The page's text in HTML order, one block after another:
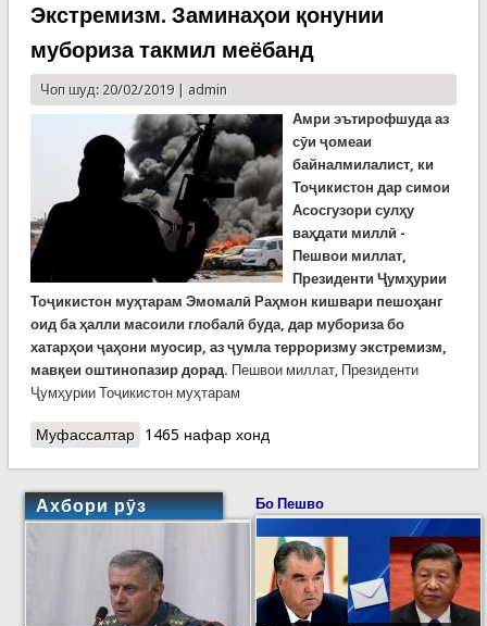
Экстремизм. Заминаҳои қонунии
мубориза такмил меёбанд
Чоп шуд: 20/02/2019 | admin
Амри эътирофшуда аз
сӯи ҷомеаи
байналмилалист, ки
Тоҷикистон дар симои
Асосгузори сулҳу
ваҳдати миллӣ -
Пешвои миллат,
Президенти Ҷумҳурии
Тоҷикистон муҳтарам Эмомалӣ Раҳмон кишвари пешоҳанг
оид ба ҳалли масоили глобалӣ буда, дар мубориза бо
хатарҳои ҷаҳони муосир, аз ҷумла терроризму экстремизм,
мавқеи оштинопазир дорад. Пешвои миллат, Президенти
Ҷумҳурии Тоҷикистон муҳтарам
Муфассалтаро Экстремизм. Заминаҳои қонунии мубориза
1465 нафар хонд
Ахбори рӯз Бо Пешво